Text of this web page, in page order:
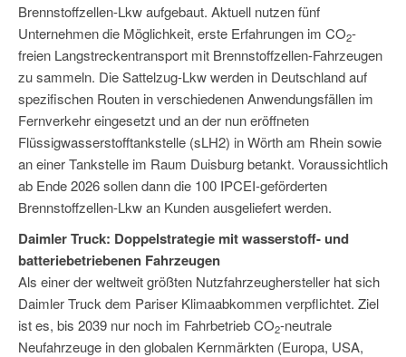
Brennstoffzellen-Lkw aufgebaut. Aktuell nutzen fünf
Unternehmen die Möglichkeit, erste Erfahrungen im CO2-
freien Langstreckentransport mit Brennstoffzellen-Fahrzeugen
zu sammeln. Die Sattelzug-Lkw werden in Deutschland auf
spezifischen Routen in verschiedenen Anwendungsfällen im
Fernverkehr eingesetzt und an der nun eröffneten
Flüssigwasserstofftankstelle (sLH2) in Wörth am Rhein sowie
an einer Tankstelle im Raum Duisburg betankt. Voraussichtlich
ab Ende 2026 sollen dann die 100 IPCEI-geförderten
Brennstoffzellen-Lkw an Kunden ausgeliefert werden.
Daimler Truck: Doppelstrategie mit wasserstoff- und
batteriebetriebenen Fahrzeugen
Als einer der weltweit größten Nutzfahrzeughersteller hat sich
Daimler Truck dem Pariser Klimaabkommen verpflichtet. Ziel
ist es, bis 2039 nur noch im Fahrbetrieb CO2-neutrale
Neufahrzeuge in den globalen Kernmärkten (Europa, USA,